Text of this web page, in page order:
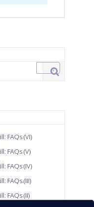
FAQs (VI)
FAQs (V)
FAQs (IV)
FAQs (III)
FAQs (II)